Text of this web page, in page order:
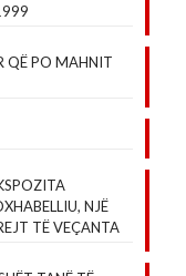
QË PO MAHNIT
NJË
TË VEÇANTA